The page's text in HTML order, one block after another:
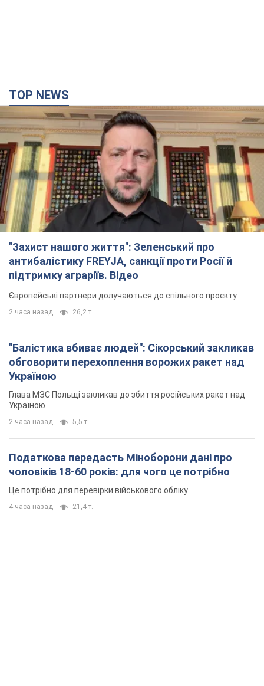
TOP NEWS
"Захист нашого життя": Зеленський про
антибалістику FREYJA, санкції проти Росії й
підтримку аграріїв. Відео
Європейські партнери долучаються до спільного проєкту
2 часа назад 26,2 т.
"Балістика вбиває людей": Сікорський закликав
обговорити перехоплення ворожих ракет над
Україною
Глава МЗС Польщі закликав до збиття російських ракет над
Україною
2 часа назад 5,5 т.
Податкова передасть Міноборони дані про
чоловіків 18-60 років: для чого це потрібно
Це потрібно для перевірки військового обліку
4 часа назад 21,4 т.